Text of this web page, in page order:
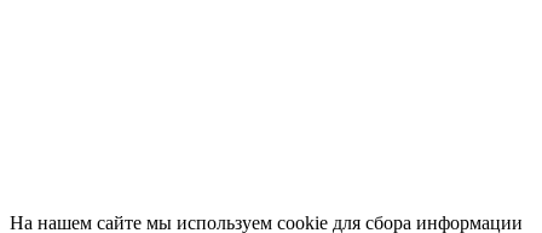
На нашем сайте мы используем cookie для сбора информации